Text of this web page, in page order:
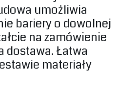
umożliwia
bariery o dowolnej
na zamówienie
dostawa. Łatwa
materiały